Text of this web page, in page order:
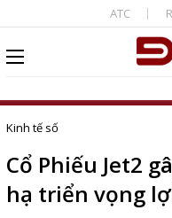
ATC
Kinh tế số
Cổ Phiếu Jet2
hạ triển vọng